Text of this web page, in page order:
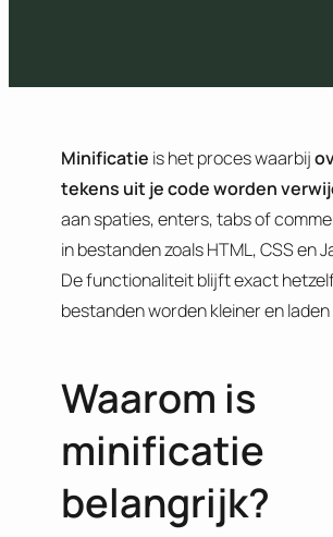
Minificatie is het proces waarbij
tekens uit je code worden
aan spaties, enters, tabs of
in bestanden zoals HTML, CSS en
De functionaliteit blijft exact
bestanden worden kleiner en laden
Waarom is
minificatie
belangrijk?